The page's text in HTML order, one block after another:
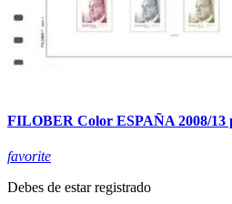
FILOBER Color ESPAÑA 2008/13
favorite
Debes de estar registrado